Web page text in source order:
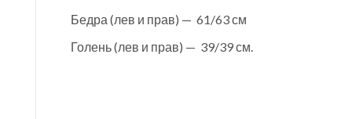
Бедра (лев и прав) — 61/63 см
Голень (лев и прав) — 39/39 см.